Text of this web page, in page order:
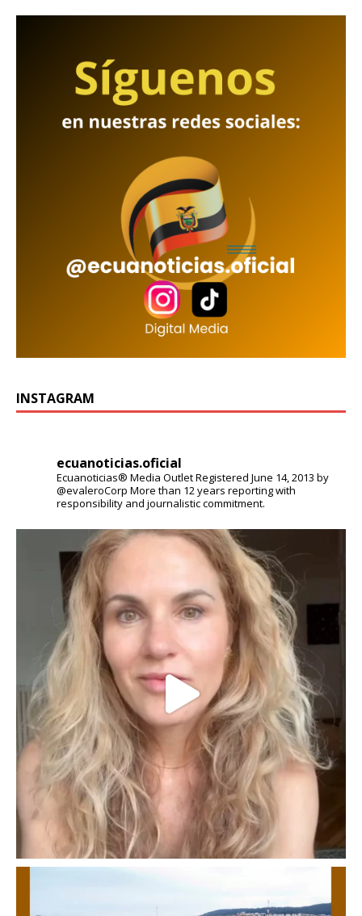
INSTAGRAM
ecuanoticias.oficial
Ecuanoticias® Media OutletRegistered June 14, 2013 by
@evaleroCorp More than 12 years reporting with
responsibility and journalistic commitment.